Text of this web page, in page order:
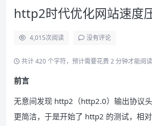
http2时代优化网站速度
4,015次阅读 没有评论
共计 420 个字符，预计需要花费 2 分钟才能阅读
前言
无意间发现 http2（http2.0）输出协议
更简洁，于是开始了 http2 的测试，相